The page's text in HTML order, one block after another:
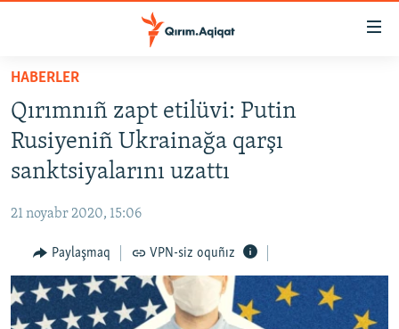
Esas
qaytmaq
Baş
navigatsiyağa
qaytmaq
Qıdıruvğa
qaytmaq
SİYASET
İQTİSADİYAT
MEDENİYET
İNSAN AQLARI
VİDEO
SÜRET
HABERLER
Qırımnıñ zapt etilüvi: Putin
Rusiyeniñ Ukrainağa qarşı
sanktsiyalarını uzattı
21 noyabr 2020, 15:06
Paylaşmaq VPN-siz oquñız